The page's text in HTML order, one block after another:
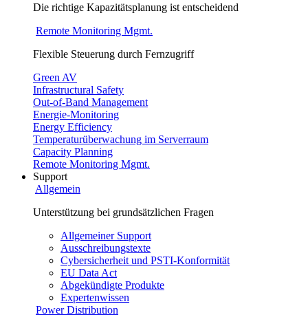
Die richtige Kapazitätsplanung ist entscheidend
Remote Monitoring Mgmt.
Flexible Steuerung durch Fernzugriff
Green AV
Infrastructural Safety
Out-of-Band Management
Energie-Monitoring
Energy Efficiency
Temperaturüberwachung im Serverraum
Capacity Planning
Remote Monitoring Mgmt.
Support
Allgemein
Unterstützung bei grundsätzlichen Fragen
Allgemeiner Support
Ausschreibungstexte
Cybersicherheit und PSTI-Konformität
EU Data Act
Abgekündigte Produkte
Expertenwissen
Power Distribution